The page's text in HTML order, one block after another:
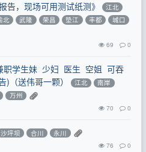
告，现场可用测试纸测》
江北
北 武隆 荣昌 垫江 丰都
城口
69 0
职学生妹 少妇 医生 空姐 可吞
)（送伟哥一颗）
江北
南岸
万州
70 0
沙坪坝 合川 永川
76 0